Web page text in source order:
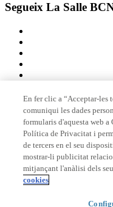
Segueix La Salle
Membre de
Acreditacions
© 2026 La Salle Campus
En fer clic a “Acceptar-les
comuniqui les dades
formularis d'aquesta web
Política de Privacitat i
de tercers en el seu
mostrar-li publicitat
mitjançant l'anàlisi dels
cookies